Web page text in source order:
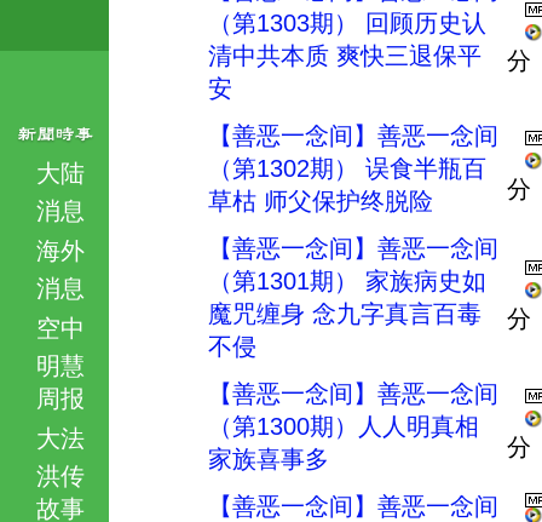
大陆
消息
海外
消息
空中
明慧
周报
大法
洪传
故事
（第1303期） 回顾历史认
清中共本质 爽快三退保平
安
分
【善恶一念间】善恶一念间
（第1302期） 误食半瓶百
草枯 师父保护终脱险
分
【善恶一念间】善恶一念间
（第1301期） 家族病史如
魔咒缠身 念九字真言百毒
不侵
分
【善恶一念间】善恶一念间
（第1300期）人人明真相
家族喜事多
分
【善恶一念间】善恶一念间